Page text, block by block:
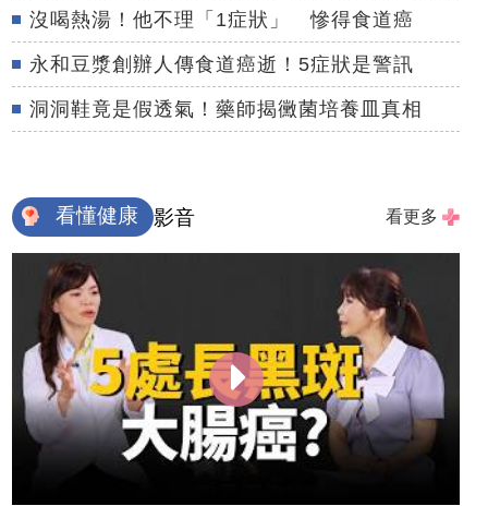
沒喝熱湯！他不理「1症狀」 慘得食道癌
永和豆漿創辦人傳食道癌逝！5症狀是警訊
洞洞鞋竟是假透氣！藥師揭黴菌培養皿真相
看懂健康 影音 看更多